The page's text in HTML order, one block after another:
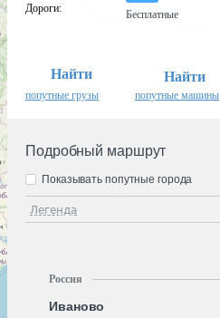
Дороги:
Бесплатные
Найти
попутные грузы
Найти
попутные машины
Подробный маршрут
Легенда
Показывать попутные города
Россия
Иваново